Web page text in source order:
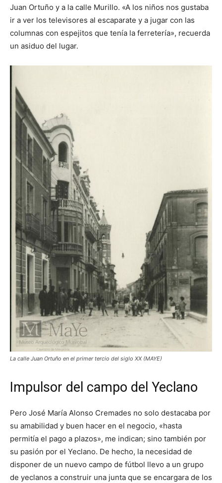
Juan Ortuño y a la calle Murillo. «A los niños nos gustaba
ir a ver los televisores al escaparate y a jugar con las
columnas con espejitos que tenía la ferretería», recuerda
un asiduo del lugar.
La calle Juan Ortuño en el primer tercio del siglo XX (MAYE)
Impulsor del campo del Yeclano
Pero José María Alonso Cremades no solo destacaba por
su amabilidad y buen hacer en el negocio, «hasta
permitía el pago a plazos», me indican; sino también por
su pasión por el Yeclano. De hecho, la necesidad de
disponer de un nuevo campo de fútbol llevo a un grupo
de yeclanos a construir una junta que se encargara de los